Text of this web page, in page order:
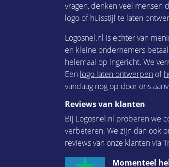
vragen, denken veel mensen
logo of huisstijl te laten
Logosnel.nl is echter van
en kleine ondernemers
helemaal op ingericht. We
Een logo laten ontwerpen of
vandaag nog op door ons
Reviews van klanten
Bij Logosnel.nl proberen we
verbeteren. We zijn dan ook
reviews van onze klanten via
Momenteel